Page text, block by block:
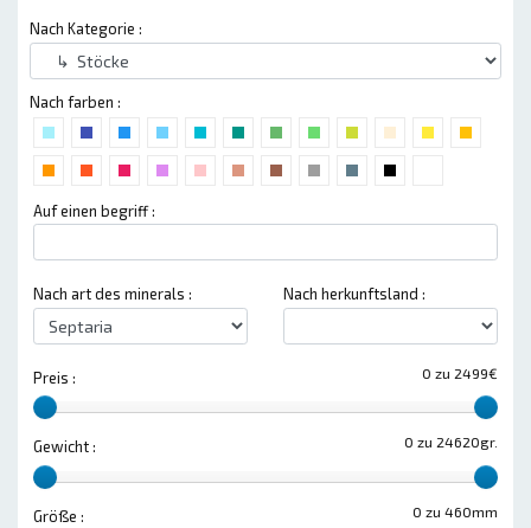
Nach Kategorie :
Nach farben :
Auf einen begriff :
Nach art des minerals : Nach herkunftsland :
0 zu 2499€
Preis :
0 zu 24620gr.
Gewicht :
0 zu 460mm
Größe :